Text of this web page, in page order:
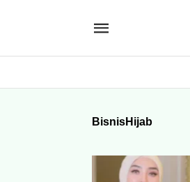
BisnisHijab